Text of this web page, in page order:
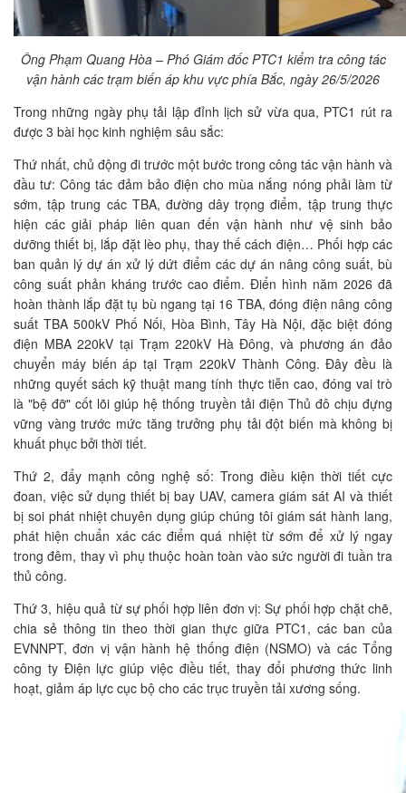
Ông Phạm Quang Hòa – Phó Giám đốc PTC1 kiểm tra công tác
vận hành các trạm biến áp khu vực phía Bắc, ngày 26/5/2026
Trong những ngày phụ tải lập đỉnh lịch sử vừa qua, PTC1 rút ra
được 3 bài học kinh nghiệm sâu sắc:
Thứ nhất, chủ động đi trước một bước trong công tác vận hành và
đầu tư: Công tác đảm bảo điện cho mùa nắng nóng phải làm từ
sớm, tập trung các TBA, đường dây trọng điểm, tập trung thực
hiện các giải pháp liên quan đến vận hành như vệ sinh bảo
dưỡng thiết bị, lắp đặt lèo phụ, thay thế cách điện… Phối hợp các
ban quản lý dự án xử lý dứt điểm các dự án nâng công suất, bù
công suất phản kháng trước cao điểm. Điển hình năm 2026 đã
hoàn thành lắp đặt tụ bù ngang tại 16 TBA, đóng điện nâng công
suất TBA 500kV Phố Nối, Hòa Bình, Tây Hà Nội, đặc biệt đóng
điện MBA 220kV tại Trạm 220kV Hà Đông, và phương án đảo
chuyển máy biến áp tại Trạm 220kV Thành Công. Đây đều là
những quyết sách kỹ thuật mang tính thực tiễn cao, đóng vai trò
là "bệ đỡ" cốt lõi giúp hệ thống truyền tải điện Thủ đô chịu đựng
vững vàng trước mức tăng trưởng phụ tải đột biến mà không bị
khuất phục bởi thời tiết.
Thứ 2, đẩy mạnh công nghệ số: Trong điều kiện thời tiết cực
đoan, việc sử dụng thiết bị bay UAV, camera giám sát AI và thiết
bị soi phát nhiệt chuyên dụng giúp chúng tôi giám sát hành lang,
phát hiện chuẩn xác các điểm quá nhiệt từ sớm để xử lý ngay
trong đêm, thay vì phụ thuộc hoàn toàn vào sức người đi tuần tra
thủ công.
Thứ 3, hiệu quả từ sự phối hợp liên đơn vị: Sự phối hợp chặt chẽ,
chia sẻ thông tin theo thời gian thực giữa PTC1, các ban của
EVNNPT, đơn vị vận hành hệ thống điện (NSMO) và các Tổng
công ty Điện lực giúp việc điều tiết, thay đổi phương thức linh
hoạt, giảm áp lực cục bộ cho các trục truyền tải xương sống.